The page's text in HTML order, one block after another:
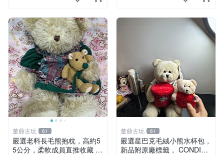
董爺古玩 61
嚴選老料長毛熊抱枕，高約5
5公分，柔軟成員直推收藏 長
董爺古玩 61
嚴選星巴克毛絨小熊水杯包，
新品附原廠標籤， CONDITI